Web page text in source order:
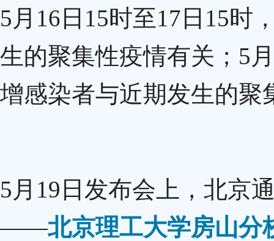
5月16日15时至17日15时
生的聚集性疫情有关；5
增感染者与近期发生的聚
5月19日发布会上，北京
——北京理工大学房山分